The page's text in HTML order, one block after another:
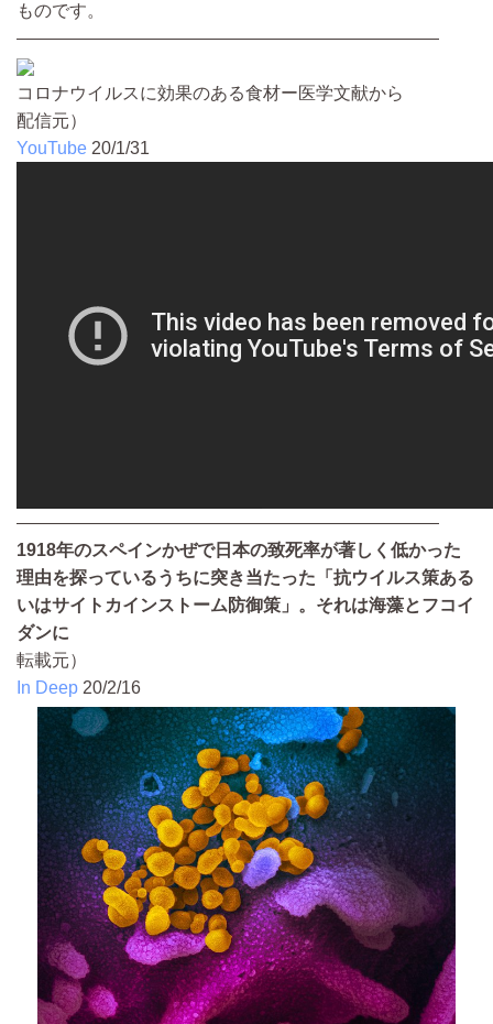
ものです。
————————————————————————
コロナウイルスに効果のある食材ー医学文献から
配信元）
YouTube 20/1/31
————————————————————————
1918年のスペインかぜで日本の致死率が著しく低かった
理由を探っているうちに突き当たった「抗ウイルス策ある
いはサイトカインストーム防御策」。それは海藻とフコイ
ダンに
転載元）
In Deep 20/2/16